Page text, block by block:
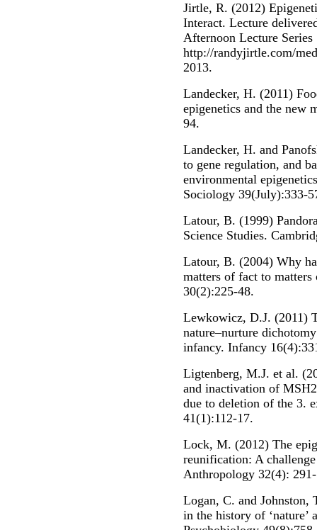
Jirtle, R. (2012)
Interact. Lecture
Afternoon Lecture
http://randyjirtle.com/
2013.
Landecker, H. (2011)
epigenetics and the new
94.
Landecker, H. and
to gene regulation, and
environmental
Sociology 39(July):333-
Latour, B. (1999)
Science Studies.
Latour, B. (2004) Why
matters of fact to
30(2):225-48.
Lewkowicz, D.J. (2011)
nature–nurture
infancy. Infancy
Ligtenberg, M.J. et al.
and inactivation of
due to deletion of the 3.
41(1):112-17.
Lock, M. (2012) The
reunification: A
Anthropology 32(4):
Logan, C. and Johnston,
in the history of ‘nature’